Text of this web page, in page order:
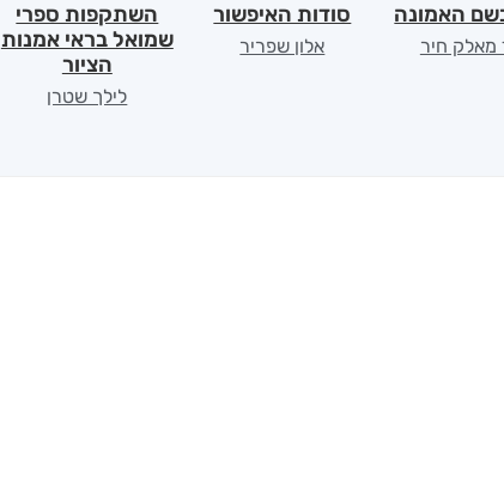
האמונה
מאלק חיר
סודות האיפשור
אלון שפריר
השתקפות ספרי
שמואל בראי אמנות
הציור
לילך שטרן